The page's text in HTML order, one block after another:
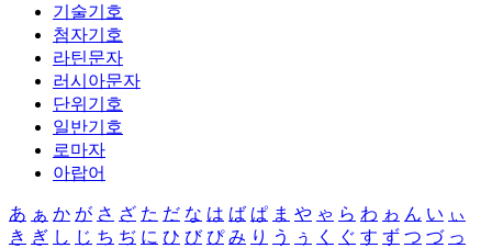
기술기호
첨자기호
라틴문자
러시아문자
단위기호
일반기호
로마자
아랍어
あ ぁ か が さ ざ た だ な は ば ぱ ま や ゃ ら わ ゎ ん い ぃ
き ぎ し じ ち ぢ に ひ び ぴ み り う ぅ く ぐ す ず つ づ っ